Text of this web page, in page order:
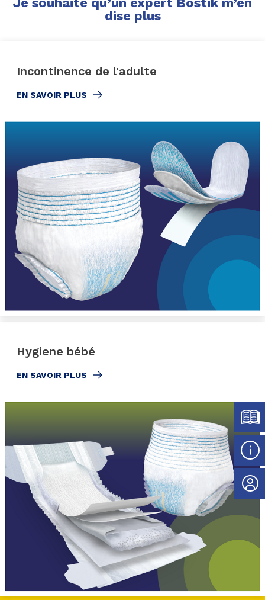
dise plus
Incontinence de l'adulte
EN SAVOIR PLUS
Hygiene bébé
EN SAVOIR PLUS